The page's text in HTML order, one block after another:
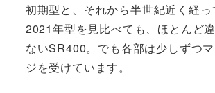
初期型と、それから半世紀近く経
2021年型を見比べても、ほとんど
ないSR400。でも各部は少しずつ
ジを受けています。